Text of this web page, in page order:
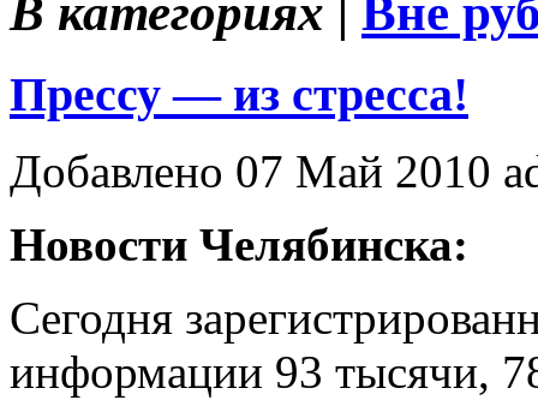
В категориях | Вне
Прессу — из стресса!
Добавлено 07 Май 2010
Новости Челябинска:
Сегодня
информации 93 тысячи,